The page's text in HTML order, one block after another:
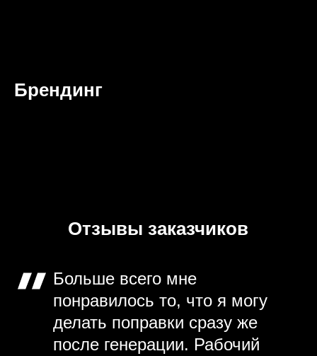
Брендинг
Отзывы заказчиков
Больше всего мне
понравилось то, что я могу
делать поправки сразу же
после генерации. Рабочий